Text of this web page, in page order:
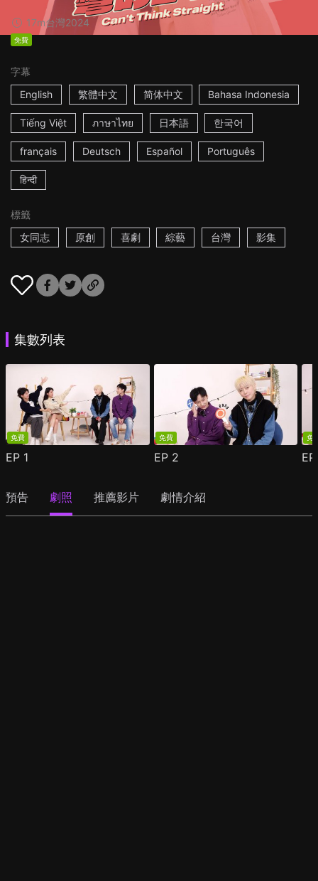
17m台灣2024
免費
字幕
English
繁體中文 简体中文 Bahasa Indonesia
Tiếng Việt ภาษาไทย 日本語 한국어
français Deutsch Español Português
हिन्दी
標籤
女同志
原創 喜劇 綜藝 台灣 影集
集數列表
免費
EP 1
免費
EP 2
免
預告 劇照 推薦影片 劇情介紹